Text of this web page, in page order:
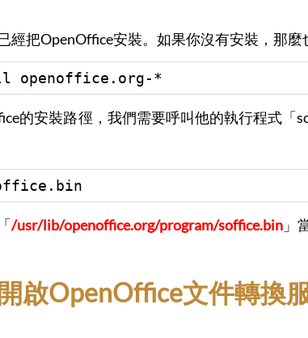
經把OpenOffice安裝。如果你沒有安裝，那麼
openoffice.org-*
的安裝路徑，我們需要呼叫他的執行程式
/usr/lib/openoffice.org/program/soffice.bin 」
啟OpenOffice文件轉換